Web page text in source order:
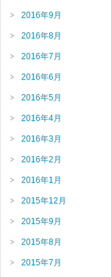
2016年9月
2016年8月
2016年7月
2016年6月
2016年5月
2016年4月
2016年3月
2016年2月
2016年1月
2015年12月
2015年9月
2015年8月
2015年7月